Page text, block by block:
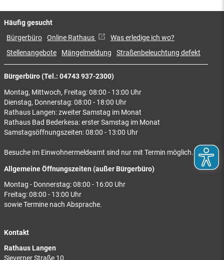
Bürgerbüro (Tel.: 04743 937-2300)
Montag, Mittwoch, Freitag: 08:00 - 13:00 Uhr
Dienstag, Donnerstag: 08:00 - 18:00 Uhr
Rathaus Langen: zweiter Samstag im Monat
Rathaus Bad Bederkesa: erster Samstag im Monat
Samstagsöffnungszeiten: 08:00 - 13:00 Uhr
Besuche im Einwohnermeldeamt sind nur mit Termin möglich.
Allgemeine Öffnungszeiten (außer Bürgerbüro)
Montag - Donnerstag: 08:00 - 16:00 Uhr
Freitag: 08:00 - 13:00 Uhr
sowie Termine nach Absprache.
Kontakt
Rathaus Langen
Häufig gesucht
Bürgerbüro Online Rathaus
Was erledige ich wo?
Stellenangebote
Mängelmeldung Straßenbeleuchtung defekt